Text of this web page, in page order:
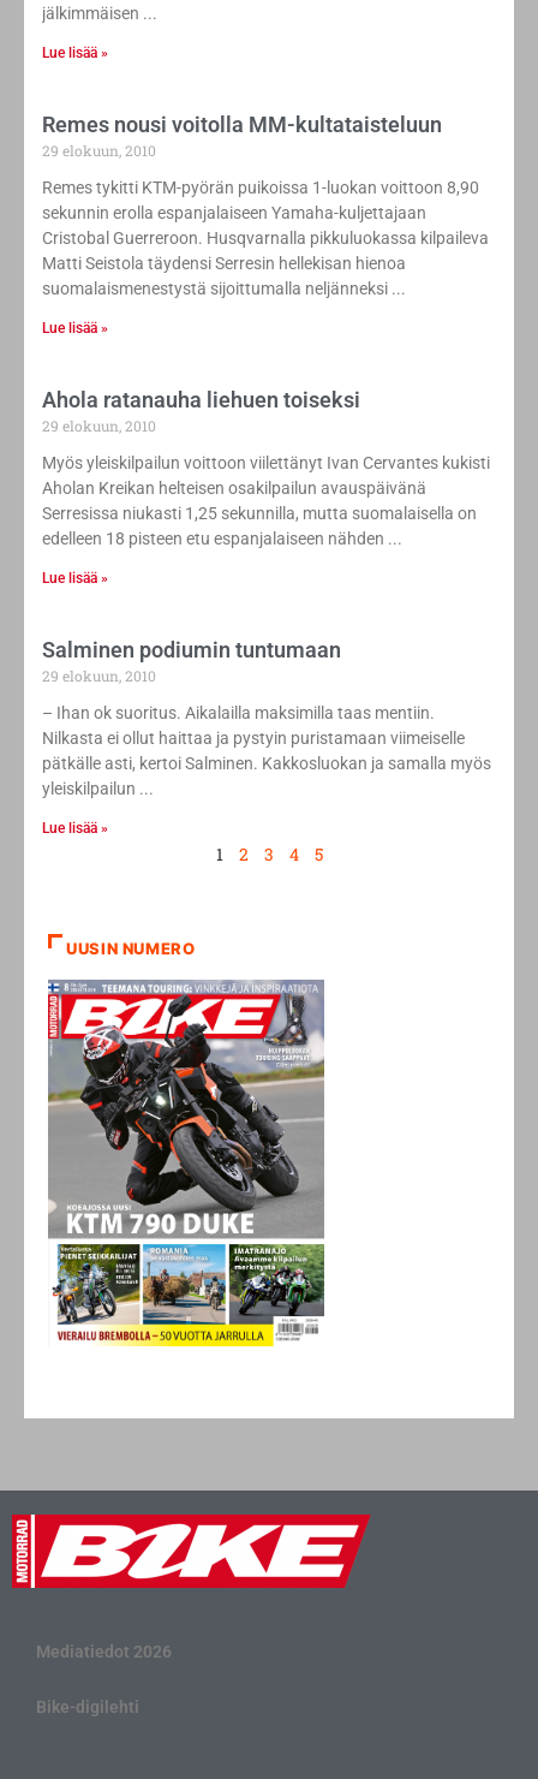
jälkimmäisen
Lue lisää »
Remes nousi voitolla MM-kultataisteluun
29 elokuun, 2010
Remes tykitti KTM-pyörän puikoissa 1-luokan voittoon 8,90
sekunnin erolla espanjalaiseen Yamaha-kuljettajaan
Cristobal Guerreroon. Husqvarnalla pikkuluokassa kilpaileva
Matti Seistola täydensi Serresin hellekisan hienoa
suomalaismenestystä sijoittumalla neljänneksi
Lue lisää »
Ahola ratanauha liehuen toiseksi
29 elokuun, 2010
Myös yleiskilpailun voittoon viilettänyt Ivan Cervantes kukisti
Aholan Kreikan helteisen osakilpailun avauspäivänä
Serresissa niukasti 1,25 sekunnilla, mutta suomalaisella on
edelleen 18 pisteen etu espanjalaiseen nähden
Lue lisää »
Salminen podiumin tuntumaan
29 elokuun, 2010
– Ihan ok suoritus. Aikalailla maksimilla taas mentiin.
Nilkasta ei ollut haittaa ja pystyin puristamaan viimeiselle
pätkälle asti, kertoi Salminen. Kakkosluokan ja samalla myös
yleiskilpailun
Lue lisää »
1 2 3 4 5
UUSIN NUMERO
Mediatiedot 2026
Bike-digilehti